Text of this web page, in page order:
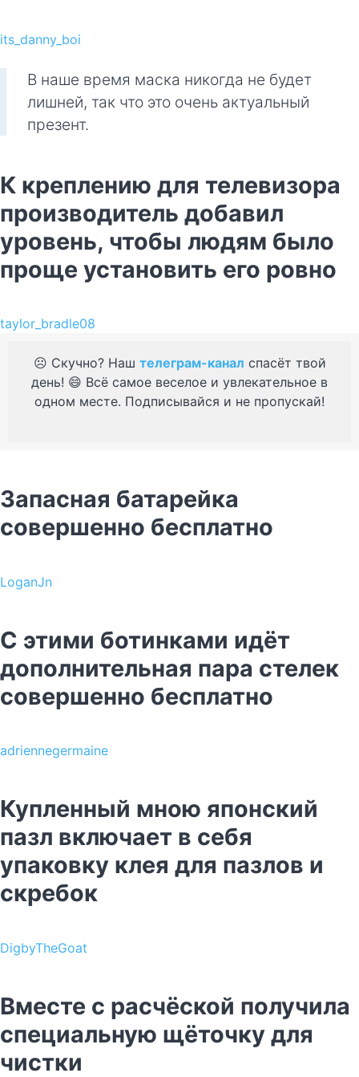
its_danny_boi
В наше время маска никогда не будет
лишней, так что это очень актуальный
презент.
К креплению для телевизора
производитель добавил
уровень, чтобы людям было
проще установить его ровно
taylor_bradle08
☹️ Скучно? Наш телеграм-канал спасёт твой
день! 😄 Всё самое веселое и увлекательное в
одном месте. Подписывайся и не пропускай!
Запасная батарейка
совершенно бесплатно
LoganJn
С этими ботинками идёт
дополнительная пара стелек
совершенно бесплатно
adriennegermaine
Купленный мною японский
пазл включает в себя
упаковку клея для пазлов и
скребок
DigbyTheGoat
Вместе с расчёской получила
специальную щёточку для
чистки